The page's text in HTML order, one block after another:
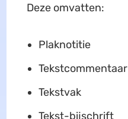
Deze omvatten:
Plaknotitie
Tekstcommentaar
Tekstvak
Tekst-bijschrift